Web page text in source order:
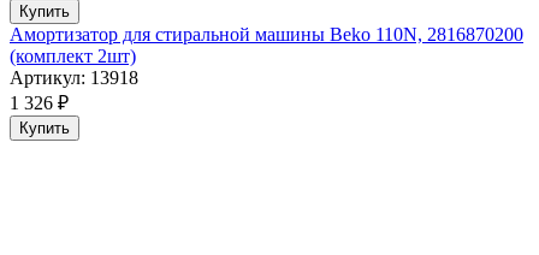
Купить
Амортизатор для стиральной машины Beko 110N, 2816870200
(комплект 2шт)
Артикул: 13918
1 326 ₽
Купить